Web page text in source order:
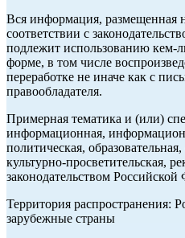
Вся информация, размещенная
соответствии с
подлежит использованию кем-
форме, в том числе
переработке не иначе как с
правообладателя.
Примерная тематика и (или)
информационная,
политическая,
культурно-просветительская,
законодательством
Территория распространения:
зарубежные страны